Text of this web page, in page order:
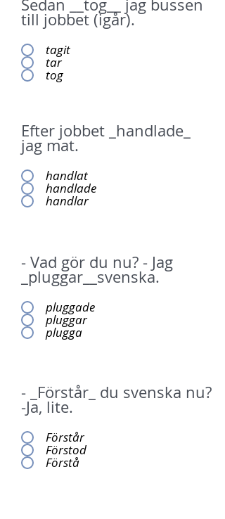
Sedan __tog__ jag bussen
till jobbet (igår).
tagit
tar
tog
Efter jobbet _handlade_
jag mat.
handlat
handlade
handlar
- Vad gör du nu? - Jag
_pluggar__svenska.
pluggade
pluggar
plugga
- _Förstår_ du svenska nu?
-Ja, lite.
Förstår
Förstod
Förstå